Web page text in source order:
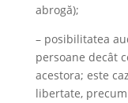
abrogă);
– posibilitatea
persoane decât
acestora; este
libertate,